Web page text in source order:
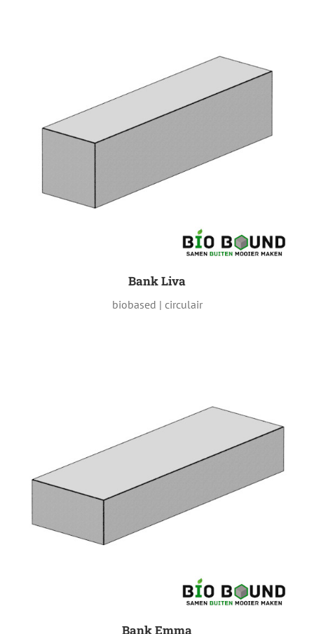
Bank Liva
biobased | circulair
Bank Emma